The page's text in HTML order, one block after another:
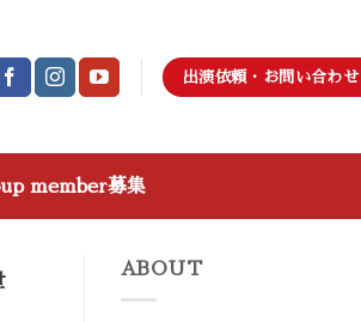
出演依頼・お問い合わせ
member募集
ABOUT